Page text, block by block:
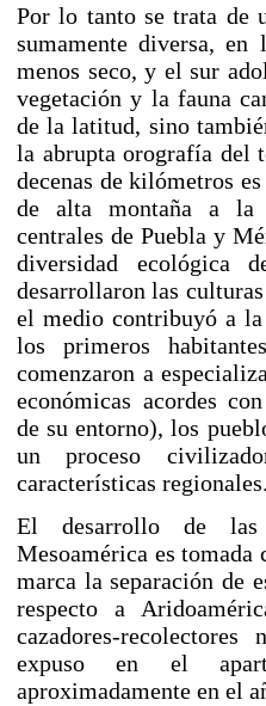
Por lo tanto se trata de
sumamente diversa,
menos seco, y el sur
vegetación y la fauna
de lalatitud, sino
la abrupta orografía del
decenas de kilómetros
de alta montaña a la
centrales de Puebla y
diversidad ecológica
desarrollaron las
el medio contribuyó a
los primeros
comenzaron a
económicas acordes
de su entorno), los
un proceso
características regionales.
El desarrollo de las
Mesoamérica es tomada
marca la separación de
respecto a
cazadores-
expuso en el
aproximadamente en el